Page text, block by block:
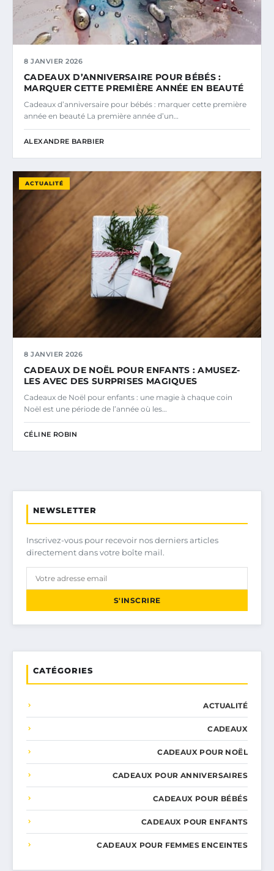
8 JANVIER 2026
CADEAUX D’ANNIVERSAIRE POUR BÉBÉS :
MARQUER CETTE PREMIÈRE ANNÉE EN BEAUTÉ
Cadeaux d’anniversaire pour bébés : marquer cette première
année en beauté La première année d’un…
ALEXANDRE BARBIER
ACTUALITÉ
8 JANVIER 2026
CADEAUX DE NOËL POUR ENFANTS : AMUSEZ-
LES AVEC DES SURPRISES MAGIQUES
Cadeaux de Noël pour enfants : une magie à chaque coin
Noël est une période de l’année où les…
CÉLINE ROBIN
NEWSLETTER
Inscrivez-vous pour recevoir nos derniers articles
directement dans votre boîte mail.
S'INSCRIRE
CATÉGORIES
ACTUALITÉ
CADEAUX
CADEAUX POUR NOËL
CADEAUX POUR ANNIVERSAIRES
CADEAUX POUR BÉBÉS
CADEAUX POUR ENFANTS
CADEAUX POUR FEMMES ENCEINTES